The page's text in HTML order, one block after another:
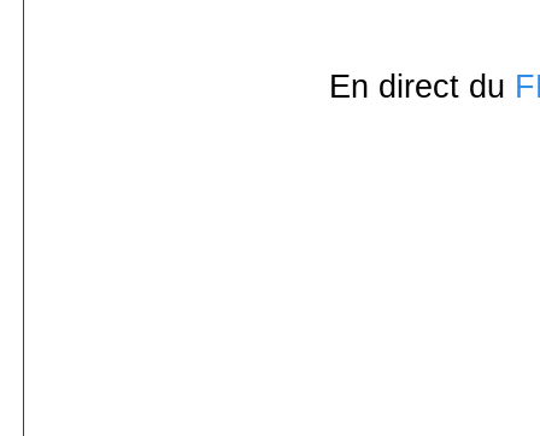
En direct du